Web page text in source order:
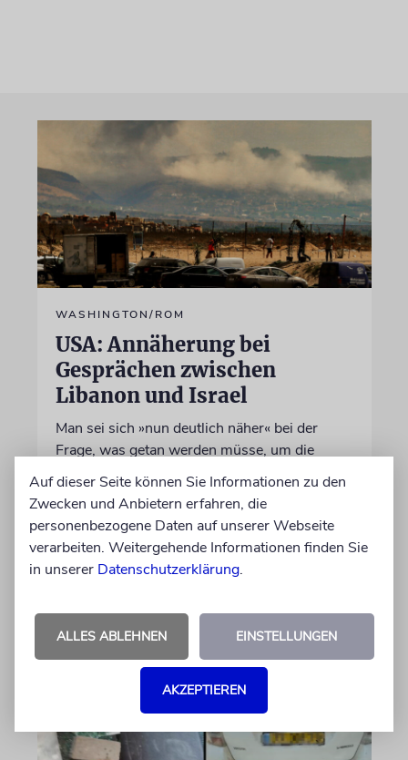
WASHINGTON/ROM
USA: Annäherung bei
Gesprächen zwischen
Libanon und Israel
Man sei sich »nun deutlich näher« bei der
Frage, was getan werden müsse, um die
sogenannten Pilotzonen weiterzuführen und
auszubauen, sagt ein Sprecher des US-
Außenministeriums
07.08.2026
Auf dieser Seite können Sie Informationen zu den
Zwecken und Anbietern erfahren, die
personenbezogene Daten auf unserer Webseite
verarbeiten. Weitergehende Informationen finden Sie
in unserer Datenschutzerklärung.
ALLES ABLEHNEN EINSTELLUNGEN
AKZEPTIEREN